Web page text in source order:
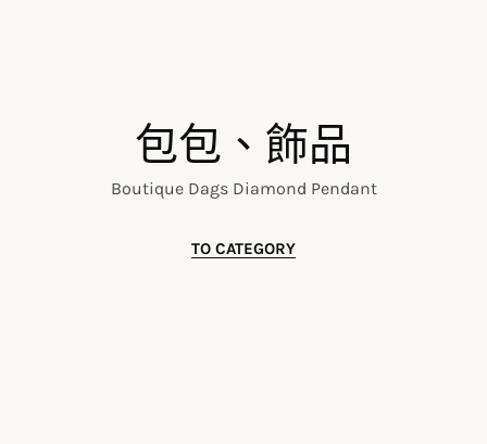
包包、飾品
Boutique Dags Diamond Pendant
TO CATEGORY